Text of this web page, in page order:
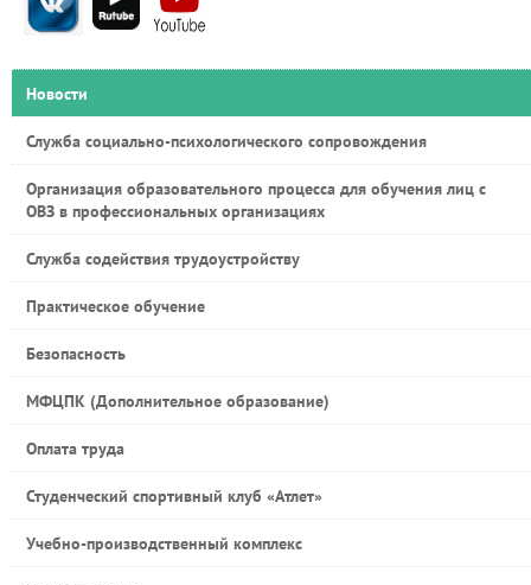
Новости
Служба социально-психологического сопровождения
Организация образовательного процесса для обучения лиц с
ОВЗ в профессиональных организациях
Служба содействия трудоустройству
Практическое обучение
Безопасность
МФЦПК (Дополнительное образование)
Оплата труда
Студенческий спортивный клуб «Атлет»
Учебно-производственный комплекс